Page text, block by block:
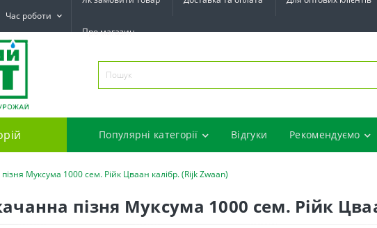
Час роботи
Про магазин
Популярні категорії Відгуки Рекомендуємо
Муксума 1000 сем. Рійк Цваан калібр. (Rijk Zwaan)
пізня Муксума 1000 сем. Рійк